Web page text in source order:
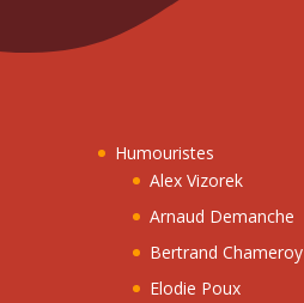
Humouristes
Alex Vizorek
Arnaud Demanche
Bertrand Chameroy
Elodie Poux